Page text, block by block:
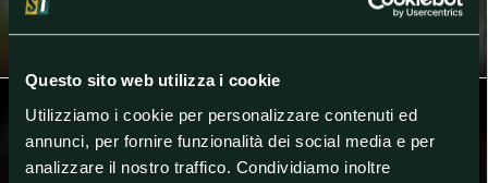
Questo sito web utilizza i cookie
Utilizziamo i cookie per personalizzare contenuti ed
annunci, per fornire funzionalità dei social media e per
analizzare il nostro traffico. Condividiamo inoltre